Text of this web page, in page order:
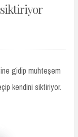
siktiriyor
gidip muhteşem
kendini siktiriyor.